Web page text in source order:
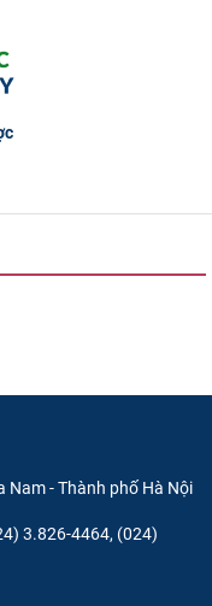
Nam - Thành phố Hà Nội
3.826-4464, (024)